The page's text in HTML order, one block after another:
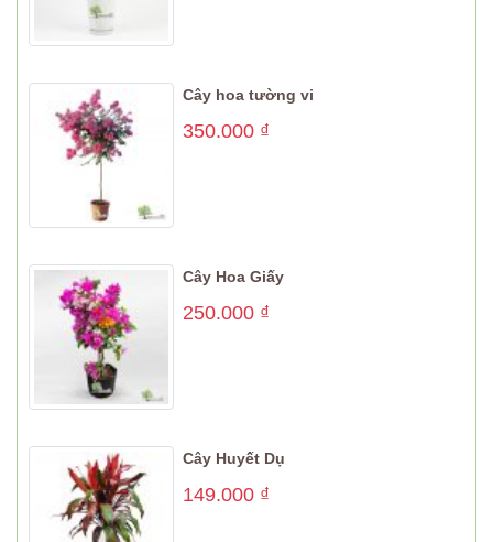
Cây hoa tường vi
350.000 ₫
Cây Hoa Giấy
250.000 ₫
Cây Huyết Dụ
149.000 ₫